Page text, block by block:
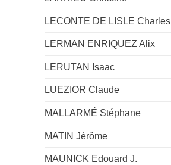
LECONTE DE LISLE Charles
LERMAN ENRIQUEZ Alix
LERUTAN Isaac
LUEZIOR Claude
MALLARMÉ Stéphane
MATIN Jérôme
MAUNICK Edouard J.